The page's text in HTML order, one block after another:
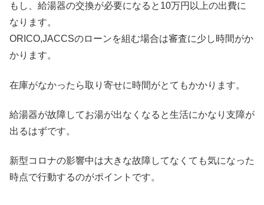
もし、給湯器の交換が必要になると10万円以上の出費に
なります。
ORICO,JACCSのローンを組む場合は審査に少し時間がか
かります。
在庫がなかったら取り寄せに時間がとてもかかります。
給湯器が故障してお湯が出なくなると生活にかなり支障が
出るはずです。
新型コロナの影響中は大きな故障してなくても気になった
時点で行動するのがポイントです。